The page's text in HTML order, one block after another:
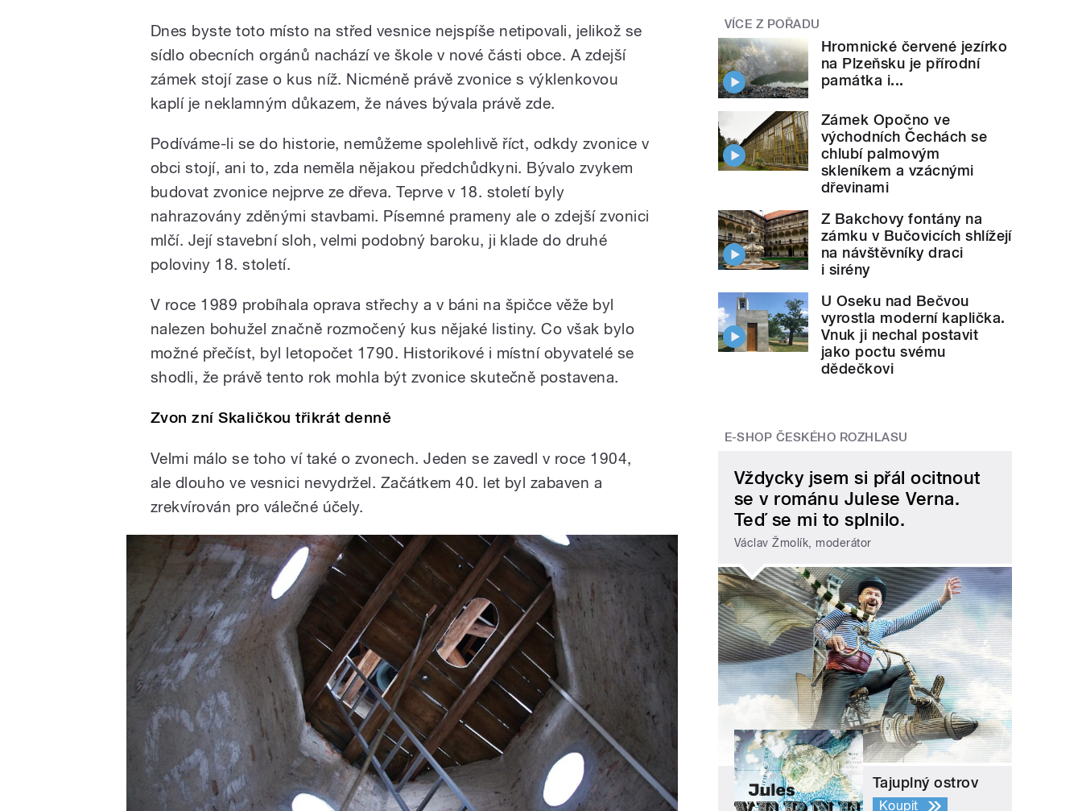
Dnes byste toto místo na střed vesnice nejspíše netipovali, jelikož se
sídlo obecních orgánů nachází ve škole v nové části obce. A zdejší
zámek stojí zase o kus níž. Nicméně právě zvonice s výklenkovou
kaplí je neklamným důkazem, že náves bývala právě zde.
Podíváme-li se do historie, nemůžeme spolehlivě říct, odkdy zvonice v
obci stojí, ani to, zda neměla nějakou předchůdkyni. Bývalo zvykem
budovat zvonice nejprve ze dřeva. Teprve v 18. století byly
nahrazovány zděnými stavbami. Písemné prameny ale o zdejší zvonici
mlčí. Její stavební sloh, velmi podobný baroku, ji klade do druhé
poloviny 18. století.
V roce 1989 probíhala oprava střechy a v báni na špičce věže byl
nalezen bohužel značně rozmočený kus nějaké listiny. Co však bylo
možné přečíst, byl letopočet 1790. Historikové i místní obyvatelé se
shodli, že právě tento rok mohla být zvonice skutečně postavena.
Zvon zní Skaličkou třikrát denně
Velmi málo se toho ví také o zvonech. Jeden se zavedl v roce 1904,
ale dlouho ve vesnici nevydržel. Začátkem 40. let byl zabaven a
zrekvírován pro válečné účely.
VÍCE Z POŘADU
Hromnické červené jezírko
na Plzeňsku je přírodní
památka i...
Zámek Opočno ve
východních Čechách se
chlubí palmovým
skleníkem a vzácnými
dřevinami
Z Bakchovy fontány na
zámku v Bučovicích shlížejí
na návštěvníky draci
i sirény
U Oseku nad Bečvou
vyrostla moderní kaplička.
Vnuk ji nechal postavit
jako poctu svému
dědečkovi
E-SHOP ČESKÉHO ROZHLASU
Vždycky jsem si přál ocitnout
se v románu Julese Verna.
Teď se mi to splnilo.
Václav Žmolík, moderátor
Tajuplný ostrov
Koupit